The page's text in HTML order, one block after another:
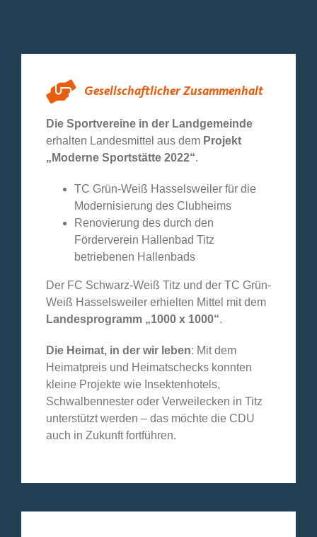
Gesellschaftlicher Zusammenhalt
Die Sportvereine in der Landgemeinde
erhalten Landesmittel aus dem Projekt
„Moderne Sportstätte 2022“.
TC Grün-Weiß Hasselsweiler für die
Modernisierung des Clubheims
Renovierung des durch den
Förderverein Hallenbad Titz
betriebenen Hallenbads
Der FC Schwarz-Weiß Titz und der TC Grün-
Weiß Hasselsweiler erhielten Mittel mit dem
Landesprogramm „1000 x 1000“.
Die Heimat, in der wir leben: Mit dem
Heimatpreis und Heimatschecks konnten
kleine Projekte wie Insektenhotels,
Schwalbennester oder Verweilecken in Titz
unterstützt werden – das möchte die CDU
auch in Zukunft fortführen.